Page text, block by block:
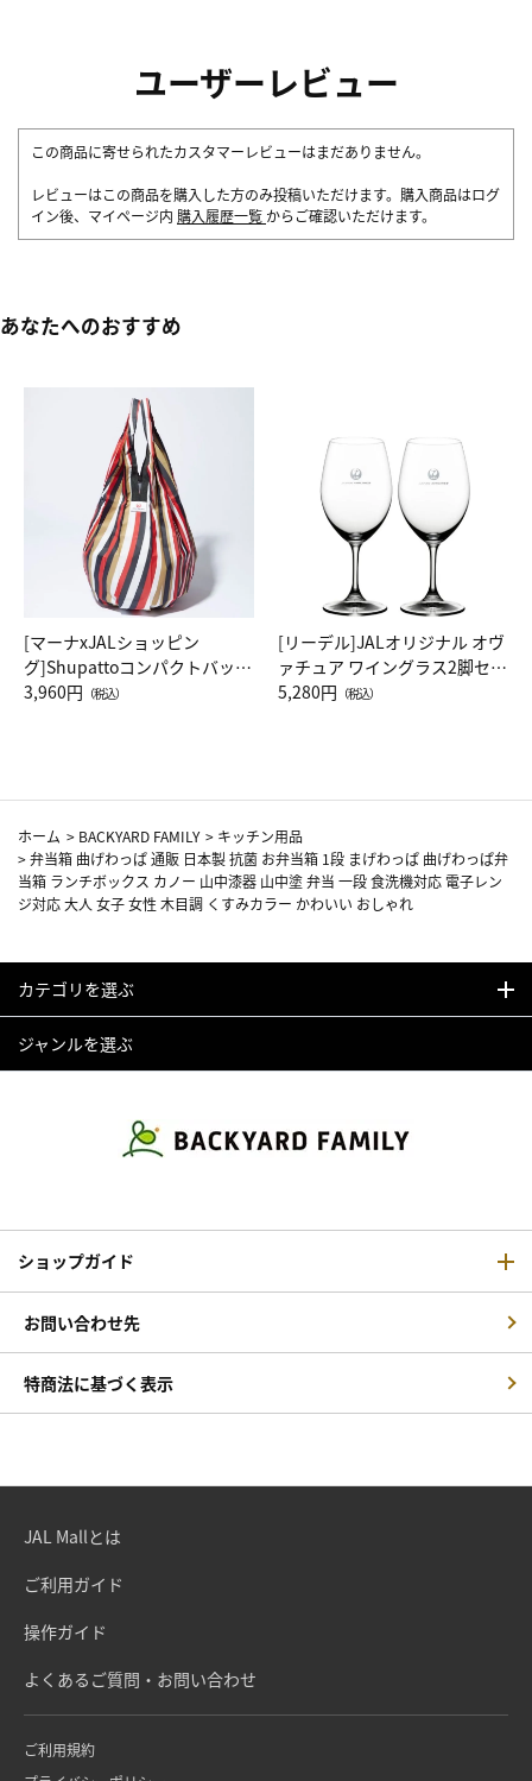
ユーザーレビュー
この商品に寄せられたカスタマーレビューはまだありません。
レビューはこの商品を購入した方のみ投稿いただけます。購入商品はログ
イン後、マイページ内 購入履歴一覧 からご確認いただけます。
あなたへのおすすめ
[マーナxJALショッピン
グ]Shupattoコンパクトバッグ
Drop JAL客室乗務員（LC）ス
3,960円 （税込）
[リーデル]JALオリジナル オヴ
ァチュア ワイングラス2脚セッ
ト（レッドワイン）
5,280円 （税込）
ホーム > BACKYARD FAMILY > キッチン用品
>弁当箱 曲げわっぱ 通販 日本製 抗菌 お弁当箱 1段 まげわっぱ 曲げわっぱ弁
当箱 ランチボックス カノー 山中漆器 山中塗 弁当 一段 食洗機対応 電子レン
ジ対応 大人 女子 女性 木目調 くすみカラー かわいい おしゃれ
カテゴリを選ぶ
ジャンルを選ぶ
ショップガイド
お問い合わせ先
特商法に基づく表示
JAL Mallとは
ご利用ガイド
操作ガイド
よくあるご質問・お問い合わせ
ご利用規約